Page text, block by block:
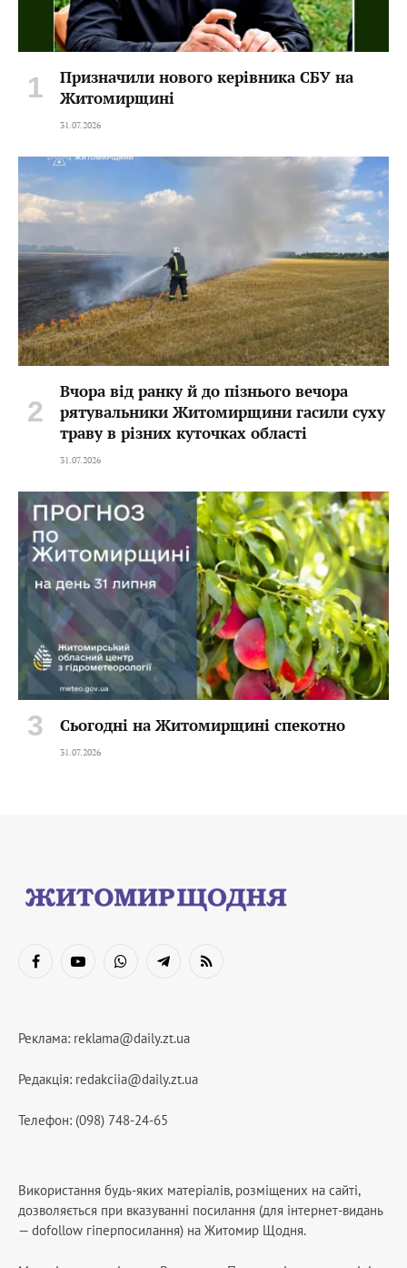
Призначили нового керівника СБУ на
Житомирщині
31.07.2026
Вчора від ранку й до пізнього вечора
рятувальники Житомирщини гасили суху
траву в різних куточках області
31.07.2026
Сьогодні на Житомирщині спекотно
31.07.2026
FacebookYouTubeWhatsAppTelegramRSS
Реклама: reklama@daily.zt.ua
Редакція: redakciia@daily.zt.ua
Телефон: (098) 748-24-65
Використання будь-яких матеріалів, розміщених на сайті,
дозволяється при вказуванні посилання (для інтернет-видань
— dofollow гіперпосилання) на Житомир Щодня.